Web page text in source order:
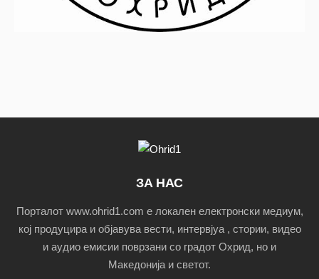
ЗА НАС
Порталот www.ohrid1.com е локален електронски медиум,
кој продуцира и објавува вести, интервјуа , стории, видео
и аудио емисии поврзани со градот Охрид, но и
Македонија и светот.